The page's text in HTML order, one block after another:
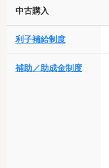
中古購入
利子補給制度
補助／助成金制度